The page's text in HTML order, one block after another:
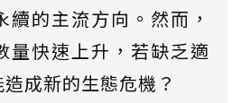
續的主流方向。然而，
量快速上升，若缺乏適
成新的生態危機？